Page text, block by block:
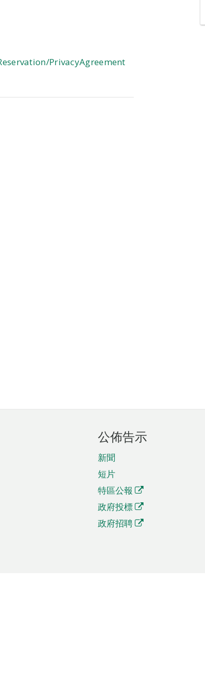
PrivacyAgreement
公佈告示
新聞
短片
特區公報
政府投標
政府招聘